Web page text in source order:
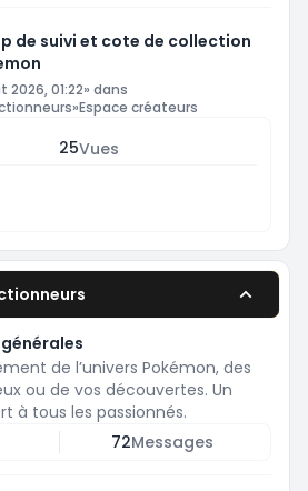
de suivi et cote de collection
2026, 01:22» dans
»Espace créateurs
25Vues
de l’univers Pokémon, des
ou de vos découvertes. Un
à tous les passionnés.
72Messages